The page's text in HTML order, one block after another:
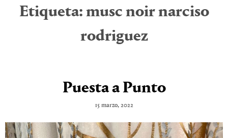
Etiqueta: musc noir narciso
rodriguez
Puesta a Punto
15 marzo, 2022